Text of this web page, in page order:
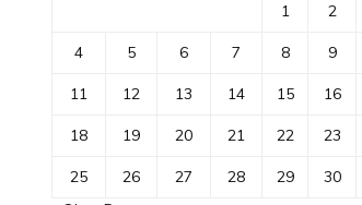
1 2
4 5 6 7 8 9
11 12 13 14 15 16
18 19 20 21 22 23
25 26 27 28 29
30